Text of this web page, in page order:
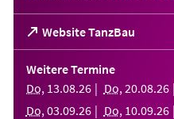
Website TanzBau
(Öffnet
in
einem
neuen
Tab)
Weitere Termine
Do, 13.08.26 Do, 20.08.26
Do, 03.09.26 Do, 10.09.26